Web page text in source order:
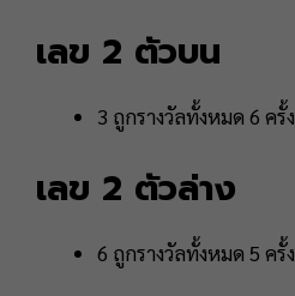
เลข 2 ตัวบน
3 ถูกรางวัลทั้งหมด 6 ครั้ง
เลข 2 ตัวล่าง
6 ถูกรางวัลทั้งหมด 5 ครั้ง